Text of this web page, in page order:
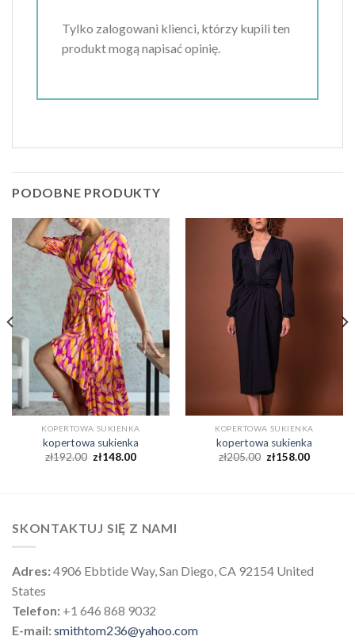
Tylko zalogowani klienci, którzy kupili ten
produkt mogą napisać opinię.
PODOBNE PRODUKTY
KOPERTOWA SUKIENKA
kopertowa sukienka
zł192.00 zł148.00
KOPERTOWA SUKIENKA
kopertowa sukienka
zł205.00 zł158.00
SKONTAKTUJ SIĘ Z NAMI
Adres:4906 Ebbtide Way, San Diego, CA 92154 United
States
Telefon: +1 646 868 9032
E-mail:smithtom236@yahoo.com